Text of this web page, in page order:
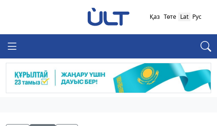
Қаз Төте Lat Рус